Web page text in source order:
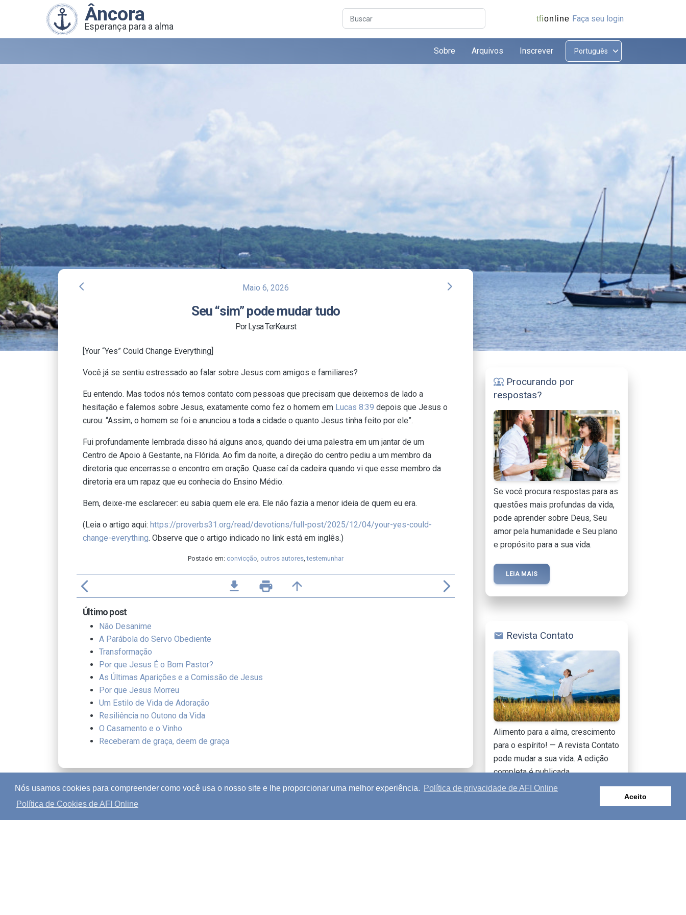
Nós usamos cookies para compreender como você usa o nosso site e lhe proporcionar uma melhor experiência.
Política de privacidade de AFI Online
Política de Cookies de AFI Online
Aceito
Âncora
Esperança para a alma
Buscar tfionline Faça seu login
Sobre Arquivos Inscrever
arrow_back_ios Maio 6, 2026 arrow_forward_ios
Seu “sim” pode mudar tudo
Por Lysa TerKeurst
[Your “Yes” Could Change Everything]
Você já se sentiu estressado ao falar sobre Jesus com amigos e familiares?
Eu entendo. Mas todos nós temos contato com pessoas que precisam que deixemos de lado a
hesitação e falemos sobre Jesus, exatamente como fez o homem em Lucas 8:39 depois que Jesus o
curou: “Assim, o homem se foi e anunciou a toda a cidade o quanto Jesus tinha feito por ele”.
Fui profundamente lembrada disso há alguns anos, quando dei uma palestra em um jantar de um
Centro de Apoio à Gestante, na Flórida. Ao fim da noite, a direção do centro pediu a um membro da
diretoria que encerrasse o encontro em oração. Quase caí da cadeira quando vi que esse membro da
diretoria era um rapaz que eu conhecia do Ensino Médio.
Bem, deixe-me esclarecer: eu sabia quem ele era. Ele não fazia a menor ideia de quem eu era.
(Leia o artigo aqui: https://proverbs31.org/read/devotions/full-post/2025/12/04/your-yes-could-
change-everything. Observe que o artigo indicado no link está em inglês.)
Postado em: convicção, outros autores,testemunhar
arrow_back_ios file_download print arrow_upward arrow_forward_ios
Último post
Não Desanime
A Parábola do Servo Obediente
Transformação
Por que Jesus É o Bom Pastor?
As Últimas Aparições e a Comissão de Jesus
Por que Jesus Morreu
Um Estilo de Vida de Adoração
Resiliência no Outono da Vida
O Casamento e o Vinho
Receberam de graça, deem de graça
diversity_1 Procurando por
respostas?
Se você procura respostas para as
questões mais profundas da vida,
pode aprender sobre Deus, Seu
amor pela humanidade e Seu plano
e propósito para a sua vida.
LEIA MAIS
mail Revista Contato
Alimento para a alma, crescimento
para o espírito! — A revista Contato
pode mudar a sua vida. A edição
completa é publicada
mensalmente online.